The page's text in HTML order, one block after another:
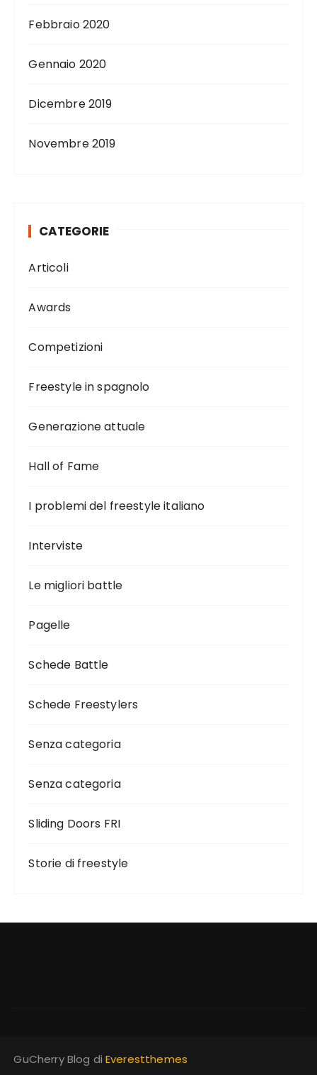
Febbraio 2020
Gennaio 2020
Dicembre 2019
Novembre 2019
CATEGORIE
Articoli
Awards
Competizioni
Freestyle in spagnolo
Generazione attuale
Hall of Fame
I problemi del freestyle italiano
Interviste
Le migliori battle
Pagelle
Schede Battle
Schede Freestylers
Senza categoria
Senza categoria
Sliding Doors FRI
Storie di freestyle
GuCherry Blog diEverestthemes